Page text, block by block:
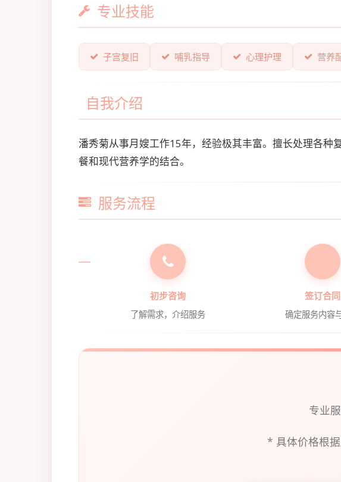
专业技能
子宫复旧 哺乳指导 心理护理 营养
自我介绍
潘秀菊从事月嫂工作15年，经验极其丰富。擅长处理各
餐和现代营养学的结合。
服务流程
初步咨询
了解需求，介绍服务
签订合同
确定服务内容
专业
* 具体价格根